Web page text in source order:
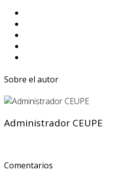
Sobre el autor
Administrador CEUPE
Comentarios